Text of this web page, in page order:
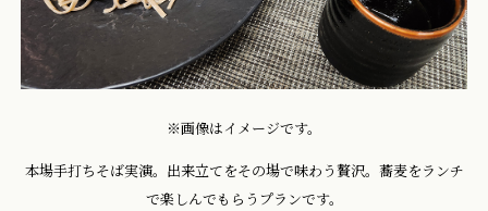
※画像はイメージです。
本場手打ちそば実演。出来立てをその場で味わう贅沢。蕎麦をランチ
で楽しんでもらうプランです。